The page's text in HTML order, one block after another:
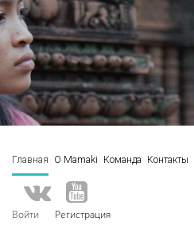
Главная О Mamaki Команда Контакты
Войти Регистрация